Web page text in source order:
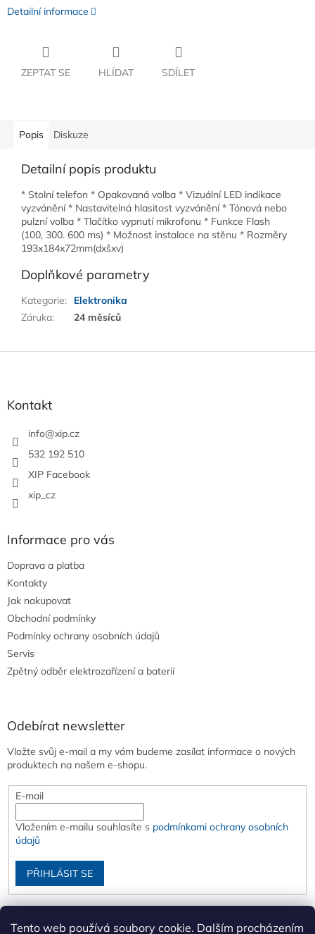
Tento web používá soubory cookie. Dalším procházením
Detailní informace
ZEPTAT SE HLÍDAT SDÍLET
Popis Diskuze
Detailní popis produktu
* Stolní telefon * Opakovaná volba * Vizuální LED indikace
vyzvánění * Nastavitelná hlasitost vyzvánění * Tónová nebo
pulzní volba * Tlačítko vypnutí mikrofonu * Funkce Flash
(100, 300. 600 ms) * Možnost instalace na stěnu * Rozměry
193x184x72mm(dxšxv)
Doplňkové parametry
Kategorie:
Elektronika
Záruka: 24 měsíců
Kontakt
info@xip.cz
532 192 510
XIP Facebook
xip_cz
Informace pro vás
Doprava a platba
Kontakty
Jak nakupovat
Obchodní podmínky
Podmínky ochrany osobních údajů
Servis
Zpětný odběr elektrozařízení a baterií
Odebírat newsletter
Vložte svůj e-mail a my vám budeme zasílat informace o nových
produktech na našem e-shopu.
E-mail
Vložením e-mailu souhlasíte s podmínkami ochrany osobních
údajů
PŘIHLÁSIT SE